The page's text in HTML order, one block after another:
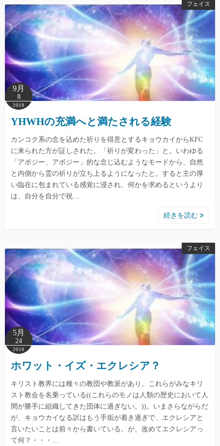
フェイス
9月
8
2018
YHWHの充満へと満たされる経験
カンコク系の念を込めた祈りを得意とするキョウカイからKFC
に来られた方が証しされた。「祈りが変わった」と。いわゆる
「アボジー、アボジー」的な念じ込むようなモードから、自然
と内側から霊の祈りが立ち上るようになったと。すると主の厚
い臨在に包まれている感覚に浸され、何かを求めるというより
は、自分を自分で祝…
続きを読む
フェイス
5月
24
2018
ホワット・イズ・エクレシア？
キリスト教界には種々の教団や教派があり、これらがみなキリ
スト教会を名乗っている((これらのモノは人類の歴史において人
間が勝手に組織してきた団体に過ぎない。))。いまさらながらだ
が、キョウカイなる訳はもう手垢が着き過ぎで、エクレシアと
言いたいことは前々から書いている。が、改めてエクレシアっ
て何？・・・…